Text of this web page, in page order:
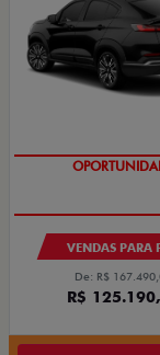
VENDAS PARA
De: R$
R$